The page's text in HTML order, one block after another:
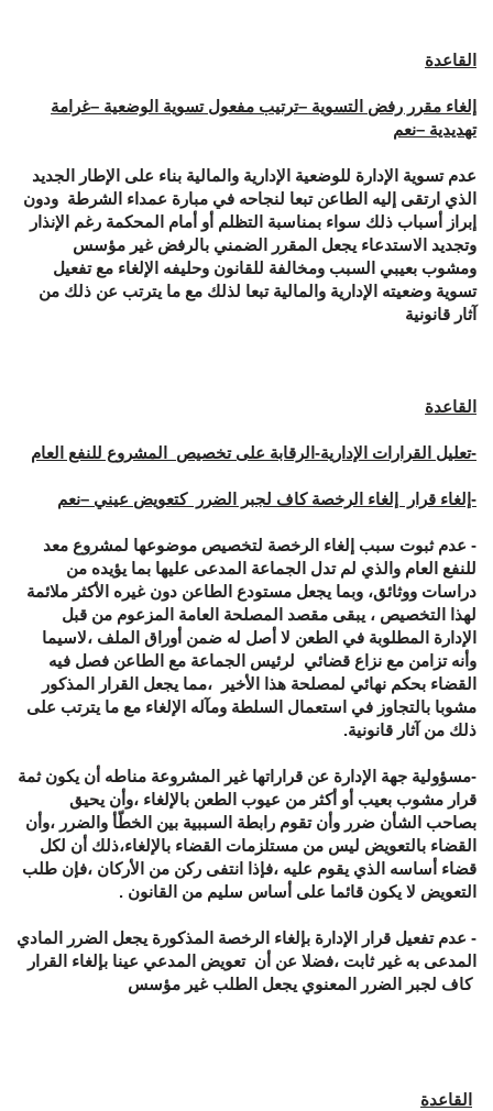
القاعدة
إلغاء مقرر رفض التسوية –ترتيب مفعول تسوية الوضعية –غرامة
تهديدية –نعم
عدم تسوية الإدارة للوضعية الإدارية والمالية بناء على الإطار الجديد
الذي ارتقى إليه الطاعن تبعا لنجاحه في مبارة عمداء الشرطة ودون
إبراز أسباب ذلك سواء بمناسبة التظلم أو أمام المحكمة رغم الإنذار
وتجديد الاستدعاء يجعل المقرر الضمني بالرفض غير مؤسس
ومشوب بعيبي السبب ومخالفة للقانون وحليفه الإلغاء مع تفعيل
تسوية وضعيته الإدارية والمالية تبعا لذلك مع ما يترتب عن ذلك من
آثار قانونية
القاعدة
-تعليل القرارات الإدارية-الرقابة على تخصيص المشروع للنفع العام
-إلغاء قرار إلغاء الرخصة كاف لجبر الضرر كتعويض عيني –نعم
- عدم ثبوت سبب إلغاء الرخصة لتخصيص موضوعها لمشروع معد
للنفع العام والذي لم تدل الجماعة المدعى عليها بما يؤيده من
دراسات ووثائق، وبما يجعل مستودع الطاعن دون غيره الأكثر ملائمة
لهذا التخصيص ، يبقى مقصد المصلحة العامة المزعوم من قبل
الإدارة المطلوبة في الطعن لا أصل له ضمن أوراق الملف ،لاسيما
وأنه تزامن مع نزاع قضائي لرئيس الجماعة مع الطاعن فصل فيه
القضاء بحكم نهائي لمصلحة هذا الأخير ،مما يجعل القرار المذكور
مشوبا بالتجاوز في استعمال السلطة ومآله الإلغاء مع ما يترتب على
ذلك من آثار قانونية.
-مسؤولية جهة الإدارة عن قراراتها غير المشروعة مناطه أن يكون ثمة
قرار مشوب بعيب أو أكثر من عيوب الطعن بالإلغاء ،وأن يحيق
بصاحب الشأن ضرر وأن تقوم رابطة السببية بين الخطّأ والضرر ،وأن
القضاء بالتعويض ليس من مستلزمات القضاء بالإلغاء،ذلك أن لكل
قضاء أساسه الذي يقوم عليه ،فإذا انتفى ركن من الأركان ،فإن طلب
التعويض لا يكون قائما على أساس سليم من القانون .
- عدم تفعيل قرار الإدارة بإلغاء الرخصة المذكورة يجعل الضرر المادي
المدعى به غير ثابت ،فضلا عن أن تعويض المدعي عينا بإلغاء القرار
كاف لجبر الضرر المعنوي يجعل الطلب غير مؤسس
القاعدة